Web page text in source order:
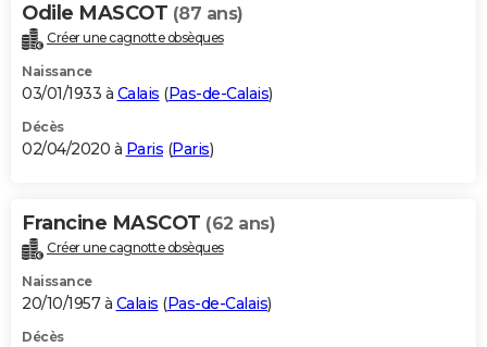
Odile MASCOT (87 ans)
Créer une cagnotte obsèques
Naissance
03/01/1933 à Calais (Pas-de-Calais)
Décès
02/04/2020 à Paris (Paris)
Francine MASCOT (62 ans)
Créer une cagnotte obsèques
Naissance
20/10/1957 à Calais (Pas-de-Calais)
Décès